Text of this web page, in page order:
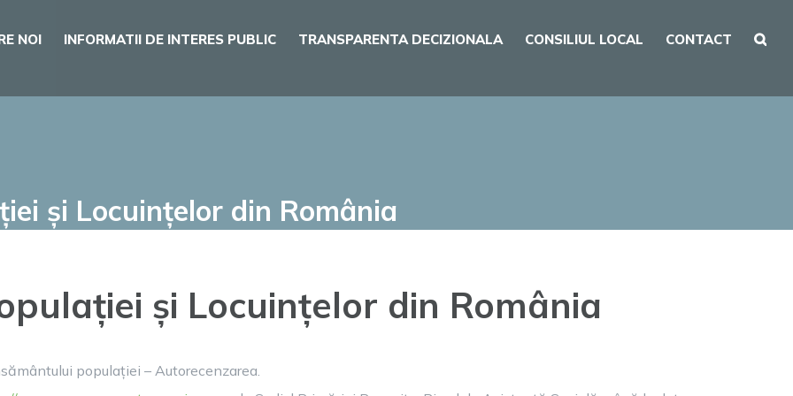
NOI INFORMATII DE INTERES PUBLIC TRANSPARENTA DECIZIONALA CONSILIUL LOCAL CONTACT
și Locuințelor din România
și Locuințelor din România
populației – Autorecenzarea.